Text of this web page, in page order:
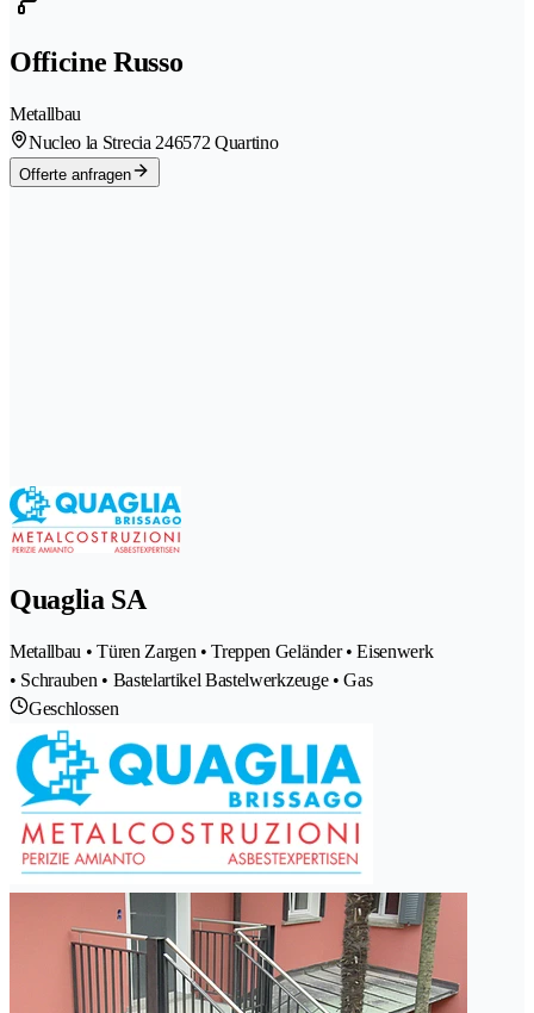
Officine Russo
Metallbau
Nucleo la Strecia 246572 Quartino
Offerte anfragen
Quaglia SA
Metallbau • Türen Zargen • Treppen Geländer • Eisenwerk
• Schrauben • Bastelartikel Bastelwerkzeuge • Gas
Geschlossen